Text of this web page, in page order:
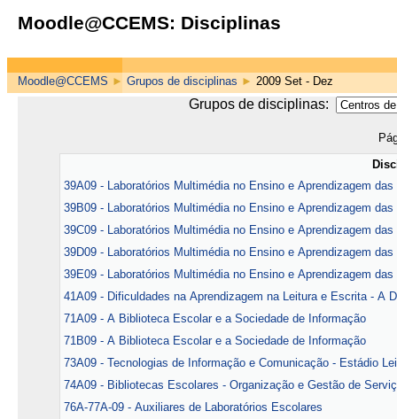
Moodle@CCEMS: Disciplinas
Moodle@CCEMS ► Grupos de disciplinas ► 2009 Set - Dez
Grupos de disciplinas:
39A09 - Laboratórios Multimédia no Ensino e Aprendizagem
39B09 - Laboratórios Multimédia no Ensino e Aprendizagem
39C09 - Laboratórios Multimédia no Ensino e Aprendizagem
39D09 - Laboratórios Multimédia no Ensino e Aprendizagem
39E09 - Laboratórios Multimédia no Ensino e Aprendizagem
41A09 - Dificuldades na Aprendizagem na Leitura e Escrita - A
71A09 - A Biblioteca Escolar e a Sociedade de Informação
71B09 - A Biblioteca Escolar e a Sociedade de Informação
73A09 - Tecnologias de Informação e Comunicação - Estádio
74A09 - Bibliotecas Escolares - Organização e Gestão de
76A-77A-09 - Auxiliares de Laboratórios Escolares